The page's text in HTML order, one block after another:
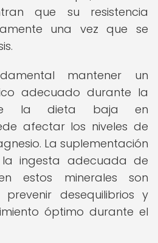
que su resistencia
una vez que se
mantener un
adecuado durante la
la dieta baja en
afectar los niveles de
La suplementación
ingesta adecuada de
estos minerales son
desequilibrios y
óptimo durante el